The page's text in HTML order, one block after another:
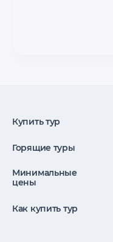
Купить тур
Горящие туры
Минимальные
цены
Как купить тур